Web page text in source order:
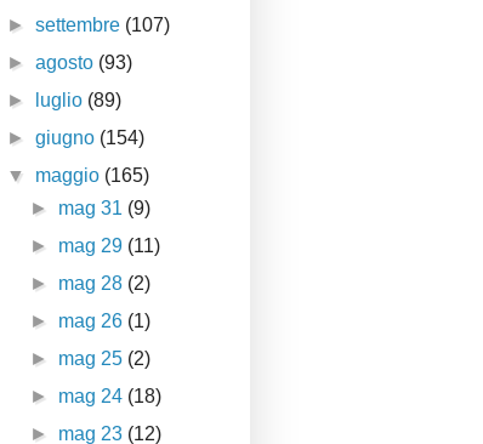
►settembre (107)
►agosto (93)
►
luglio (89)
►giugno (154)
▼ maggio (165)
► mag 31 (9)
► mag 29 (11)
► mag 28 (2)
► mag 26 (1)
► mag 25 (2)
► mag 24 (18)
► mag 23 (12)